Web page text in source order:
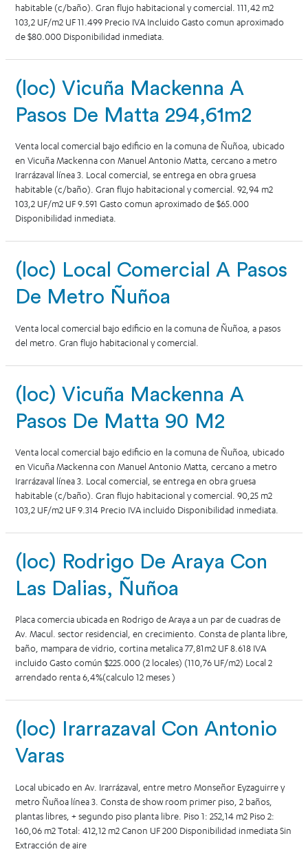
habitable (c/baño). Gran flujo habitacional y comercial. 111,42 m2
103,2 UF/m2 UF 11.499 Precio IVA Incluido Gasto comun aproximado
de $80.000 Disponibilidad inmediata.
(loc) Vicuña Mackenna A
Pasos De Matta 294,61m2
Venta local comercial bajo edificio en la comuna de Ñuñoa, ubicado
en Vicuña Mackenna con Manuel Antonio Matta, cercano a metro
Irarrázaval línea 3. Local comercial, se entrega en obra gruesa
habitable (c/baño). Gran flujo habitacional y comercial. 92,94 m2
103,2 UF/m2 UF 9.591 Gasto comun aproximado de $65.000
Disponibilidad inmediata.
(loc) Local Comercial A Pasos
De Metro Ñuñoa
Venta local comercial bajo edificio en la comuna de Ñuñoa, a pasos
del metro. Gran flujo habitacional y comercial.
(loc) Vicuña Mackenna A
Pasos De Matta 90 M2
Venta local comercial bajo edificio en la comuna de Ñuñoa, ubicado
en Vicuña Mackenna con Manuel Antonio Matta, cercano a metro
Irarrázaval línea 3. Local comercial, se entrega en obra gruesa
habitable (c/baño). Gran flujo habitacional y comercial. 90,25 m2
103,2 UF/m2 UF 9.314 Precio IVA incluido Disponibilidad inmediata.
(loc) Rodrigo De Araya Con
Las Dalias, Ñuñoa
Placa comercia ubicada en Rodrigo de Araya a un par de cuadras de
Av. Macul. sector residencial, en crecimiento. Consta de planta libre,
baño, mampara de vidrio, cortina metalica 77,81m2 UF 8.618 IVA
incluido Gasto común $225.000 (2 locales) (110,76 UF/m2) Local 2
arrendado renta 6,4%(calculo 12 meses )
(loc) Irarrazaval Con Antonio
Varas
Local ubicado en Av. Irarrázaval, entre metro Monseñor Eyzaguirre y
metro Ñuñoa línea 3. Consta de show room primer piso, 2 baños,
plantas libres, + segundo piso planta libre. Piso 1: 252,14 m2 Piso 2:
160,06 m2 Total: 412,12 m2 Canon UF 200 Disponibilidad inmediata Sin
Extracción de aire